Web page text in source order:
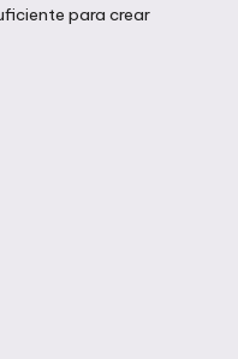
para crear